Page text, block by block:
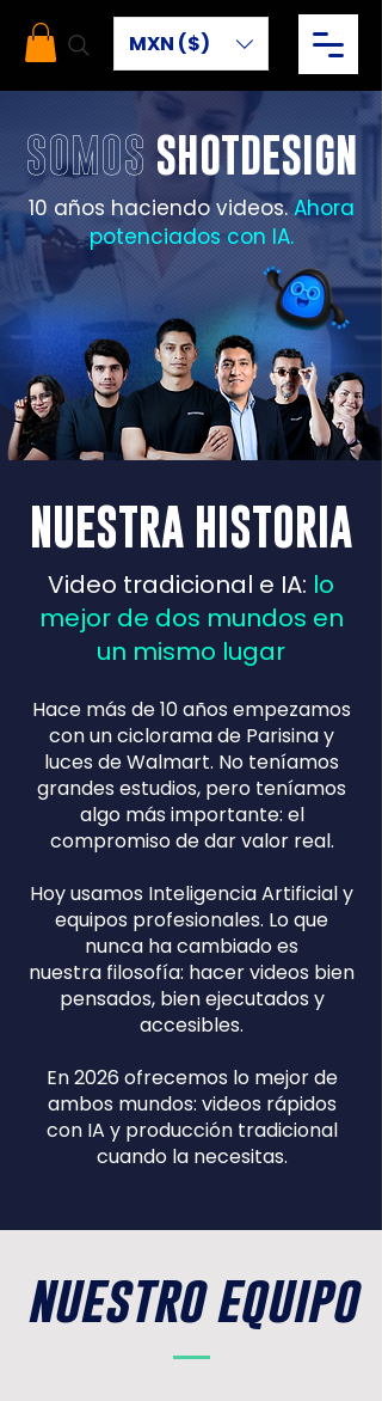
MXN ($)
SOMOS SHOTDESIGN
10 años haciendo videos.Ahora
potenciados con IA.
NUESTRA HISTORIA
Video tradicional e IA: lo
mejor de dos mundos en
un mismo lugar
Hace más de 10 años empezamos
con un ciclorama de Parisina y
luces de Walmart. No teníamos
grandes estudios, pero teníamos
algo más importante: el
compromiso de dar valor real.
Hoy usamos Inteligencia Artificial y
equipos profesionales. Lo que
nunca ha cambiado es
nuestra filosofía: hacer videos bien
pensados, bien ejecutados y
accesibles.
En 2026 ofrecemos lo mejor de
ambos mundos: videos rápidos
con IA y producción tradicional
cuando la necesitas.
nuestro equipo